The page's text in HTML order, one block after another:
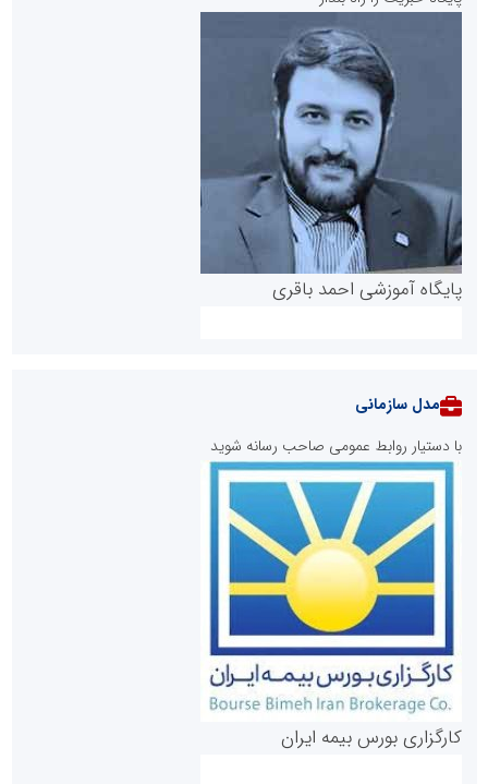
پایگاه آموزشی احمد باقری
روابط عمومی خبرگزاری گزارش خبر
مدل سازمانی
با دستیار روابط عمومی صاحب رسانه شوید
کارگزاری بورس بیمه ایران